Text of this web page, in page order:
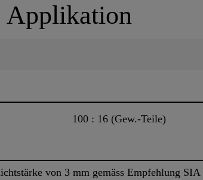
Applikation
100 : 16 (Gew.-Teile)
von 3 mm gemäss Empfehlung SIA